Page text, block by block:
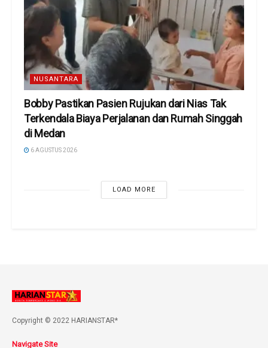
NUSANTARA
Bobby Pastikan Pasien Rujukan dari Nias Tak
Terkendala Biaya Perjalanan dan Rumah Singgah
di Medan
6 AGUSTUS 2026
LOAD MORE
Copyright © 2022 HARIANSTAR*
Navigate Site